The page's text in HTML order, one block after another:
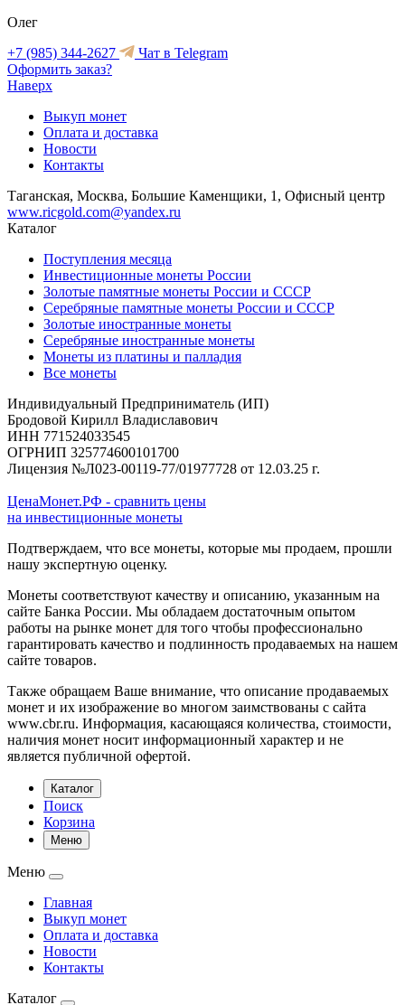
Олег
+7 (985) 344-2627
Чат в Telegram
Оформить заказ?
Наверх
Выкуп монет
Оплата и доставка
Новости
Контакты
Таганская, Москва, Большие Каменщики, 1, Офисный центр
www.ricgold.com@yandex.ru
Каталог
Поступления месяца
Инвестиционные монеты России
Золотые памятные монеты России и СССР
Серебряные памятные монеты России и СССР
Золотые иностранные монеты
Серебряные иностранные монеты
Монеты из платины и палладия
Все монеты
Индивидуальный Предприниматель (ИП)
Бродовой Кирилл Владиславович
ИНН 771524033545
ОГРНИП 325774600101700
Лицензия №Л023-00119-77/01977728 от 12.03.25 г.
ЦенаМонет.РФ - сравнить цены
на инвестиционные монеты
Подтверждаем, что все монеты, которые мы продаем, прошли
нашу экспертную оценку.
Монеты соответствуют качеству и описанию, указанным на
сайте Банка России. Мы обладаем достаточным опытом
работы на рынке монет для того чтобы профессионально
гарантировать качество и подлинность продаваемых на нашем
сайте товаров.
Также обращаем Ваше внимание, что описание продаваемых
монет и их изображение во многом заимствованы с сайта
www.cbr.ru. Информация, касающаяся количества, стоимости,
наличия монет носит информационный характер и не
является публичной офертой.
Каталог
Поиск
Корзина
Меню
Меню
Главная
Выкуп монет
Оплата и доставка
Новости
Контакты
Каталог